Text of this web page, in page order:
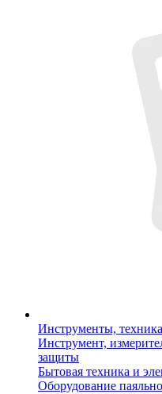
Инструменты, техника
Инструмент,
защиты
Бытовая техника и
Оборудование